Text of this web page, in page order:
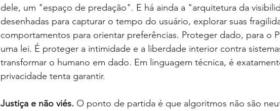
dele, um "espaço de predação". E há ainda a "arquitetura da
desenhadas para capturar o tempo do usuário, explorar suas
comportamentos para orientar preferências. Proteger dado, para o
uma lei. É proteger a intimidade e a liberdade interior contra
transformar o humano em dado. Em linguagem técnica, é
privacidade tenta garantir.
Justiça e não viés. O ponto de partida é que algoritmos não são